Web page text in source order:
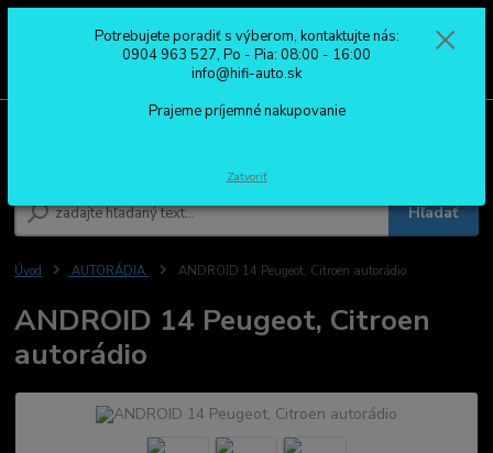
Hľadať
0904 963 527
Po - Pia: 08:00 - 16:00
Úvod AUTORÁDIA ANDROID 14 Peugeot, Citroen autorádio
ANDROID 14 Peugeot, Citroen
autorádio
Potrebujete poradiť s výberom, kontaktujte nás:
0904 963 527, Po - Pia: 08:00 - 16:00
info@hifi-auto.sk
Prajeme príjemné nakupovanie
Zatvoriť